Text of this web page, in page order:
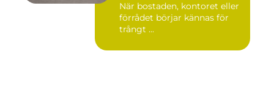
När bostaden, kontoret eller
förrådet börjar kännas för
trångt ...